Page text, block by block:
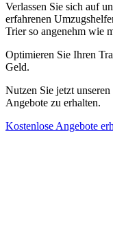
Verlassen Sie sich auf
erfahrenen
Trier so angenehm wie
Optimieren Sie Ihren
Geld.
Nutzen Sie jetzt
Angebote zu erhalten.
Kostenlose Angebote